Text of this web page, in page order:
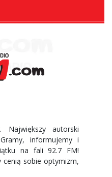
autorski
informujemy i
na fali 92.7 FM!
cenią sobie optymizm,